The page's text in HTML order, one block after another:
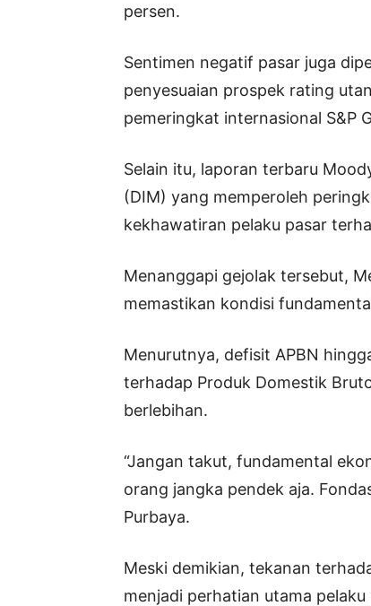
persen.
Sentimen negatif pasar juga
penyesuaian prospek rating
pemeringkat internasional S&P
Selain itu, laporan terbaru
(DIM) yang memperoleh
kekhawatiran pelaku pasar
Menanggapi gejolak tersebut,
memastikan kondisi
Menurutnya, defisit APBN
terhadap Produk Domestik
berlebihan.
“Jangan takut, fundamental
orang jangka pendek aja.
Purbaya.
Meski demikian, tekanan
menjadi perhatian utama